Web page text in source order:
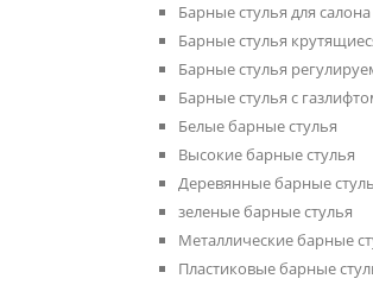
Барные стулья для
Барные стулья
Барные стулья
Барные стулья с
Белые барные стулья
Высокие барные стулья
Деревянные барные
зеленые барные стулья
Металлические барные
Пластиковые барные